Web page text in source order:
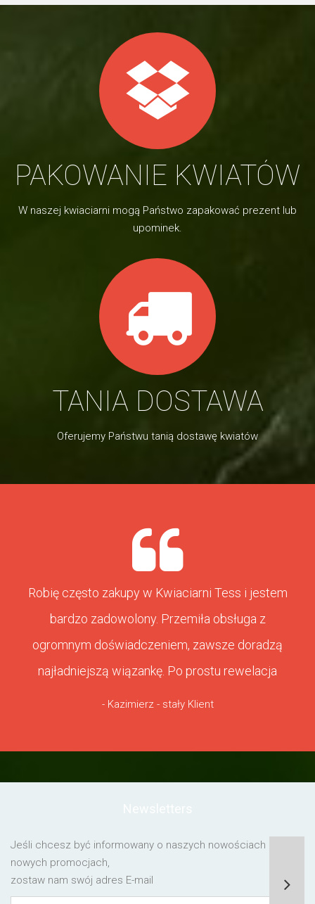
PAKOWANIE KWIATÓW
W naszej kwiaciarni mogą Państwo zapakować prezent lub
upominek.
TANIA DOSTAWA
Oferujemy Państwu tanią dostawę kwiatów
Robię często zakupy w Kwiaciarni Tess i jestem
bardzo zadowolony. Przemiła obsługa z
ogromnym doświadczeniem, zawsze doradzą
najładniejszą wiązankę. Po prostu rewelacja
- Kazimierz - stały Klient
Jeśli chcesz być informowany o naszych nowościach lub o
nowych promocjach,
zostaw nam swój adres E-mail